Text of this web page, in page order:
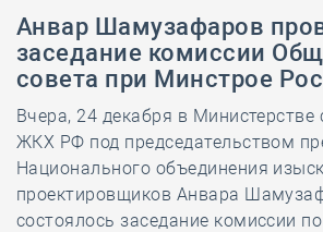
Анвар Шамузафаров
заседание комиссии
совета при Минстрое
Вчера, 24 декабря в Министерстве
ЖКХ РФ под председательством
Национального объединения
проектировщиков Анвара
состоялось заседание комиссии